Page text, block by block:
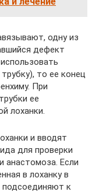
одну из
дефект
то ее конец
При
ее
лоханки.
и вводят
для проверки
анастомоза. Если
в лоханку в
подсоединяют к